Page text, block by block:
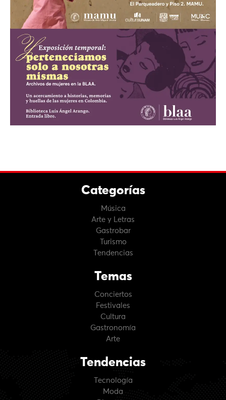
Categorías
Música
Arte y Letras
Gastrobar
Turismo
Tendencias
Temas
Conciertos
Festivales
Cultura
Gastronomía
Arte
Tendencias
Tecnología
Moda